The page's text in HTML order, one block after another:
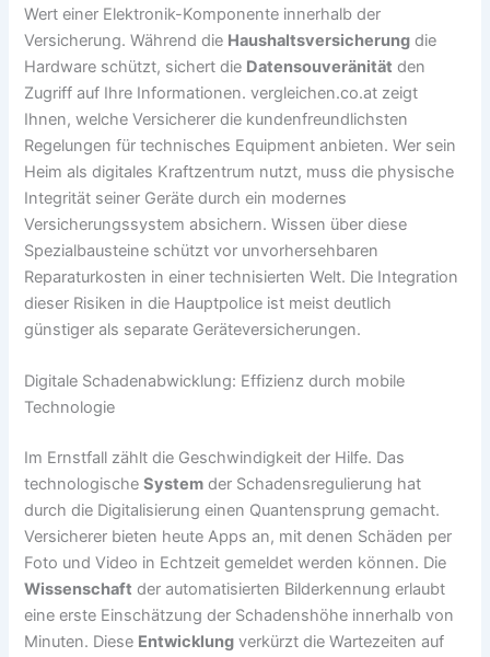
Wert einer Elektronik-Komponente innerhalb der
Versicherung. Während die Haushaltsversicherung die
Hardware schützt, sichert die Datensouveränität den
Zugriff auf Ihre Informationen. vergleichen.co.at zeigt
Ihnen, welche Versicherer die kundenfreundlichsten
Regelungen für technisches Equipment anbieten. Wer sein
Heim als digitales Kraftzentrum nutzt, muss die physische
Integrität seiner Geräte durch ein modernes
Versicherungssystem absichern. Wissen über diese
Spezialbausteine schützt vor unvorhersehbaren
Reparaturkosten in einer technisierten Welt. Die Integration
dieser Risiken in die Hauptpolice ist meist deutlich
günstiger als separate Geräteversicherungen.
Digitale Schadenabwicklung: Effizienz durch mobile
Technologie
Im Ernstfall zählt die Geschwindigkeit der Hilfe. Das
technologischeSystem der Schadensregulierung hat
durch die Digitalisierung einen Quantensprung gemacht.
Versicherer bieten heute Apps an, mit denen Schäden per
Foto und Video in Echtzeit gemeldet werden können. Die
Wissenschaft der automatisierten Bilderkennung erlaubt
eine erste Einschätzung der Schadenshöhe innerhalb von
Minuten. Diese Entwicklung verkürzt die Wartezeiten auf